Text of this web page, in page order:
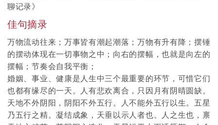
聊记录》
佳句摘录
万物流动往来；万事皆有潮起潮落；万物有升有降；摆锤
的摆动体现在一切事物之中；向右的摆幅，也就是向左的
摆幅；节奏会自我平衡；
婚姻、事业、健康是人生中三个最重要的环节，可惜它们
也都有缘尽的一天。人有悲欢离合，只因月有阴晴圆缺。
天地不外阴阳，阴阳不外五行。人不能外五行以生。五星
乃五行之精。凝结成象，天垂以示人者也。人之生也，禀